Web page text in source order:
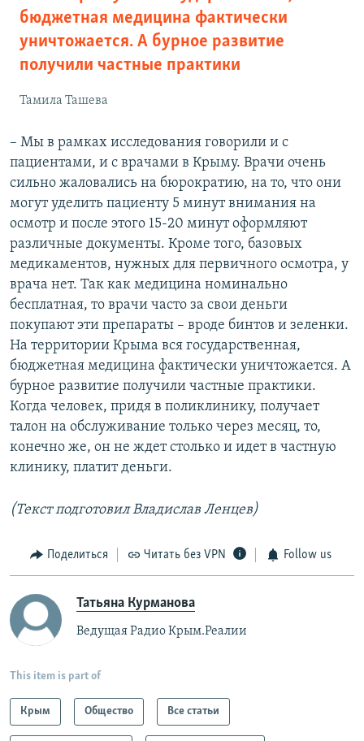
бюджетная медицина фактически
уничтожается. А бурное развитие
получили частные практики
Тамила Ташева
– Мы в рамках исследования говорили и с
пациентами, и с врачами в Крыму. Врачи очень
сильно жаловались на бюрократию, на то, что они
могут уделить пациенту 5 минут внимания на
осмотр и после этого 15-20 минут оформляют
различные документы. Кроме того, базовых
медикаментов, нужных для первичного осмотра, у
врача нет. Так как медицина номинально
бесплатная, то врачи часто за свои деньги
покупают эти препараты – вроде бинтов и зеленки.
На территории Крыма вся государственная,
бюджетная медицина фактически уничтожается. А
бурное развитие получили частные практики.
Когда человек, придя в поликлинику, получает
талон на обслуживание только через месяц, то,
конечно же, он не ждет столько и идет в частную
клинику, платит деньги.
(Текст подготовил Владислав Ленцев)
Поделиться Читать без VPN Follow us
Татьяна Курманова
Ведущая Радио Крым.Реалии
This item is part of
Крым Общество Все статьи